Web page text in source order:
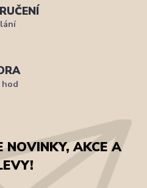
hod
NOVINKY, AKCE A